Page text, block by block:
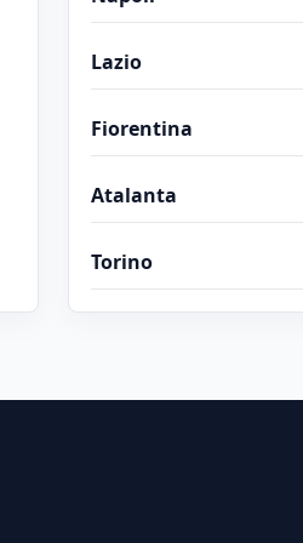
Lazio
Fiorentina
Atalanta
Torino